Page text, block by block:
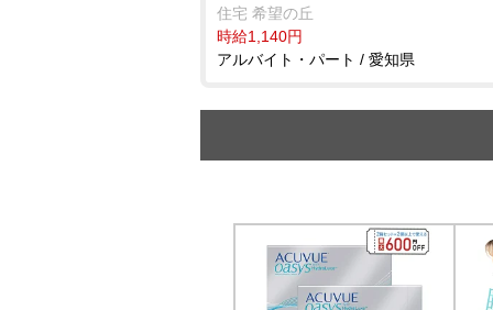
住宅 希望の丘
時給1,140円
アルバイト・パート / 愛知県